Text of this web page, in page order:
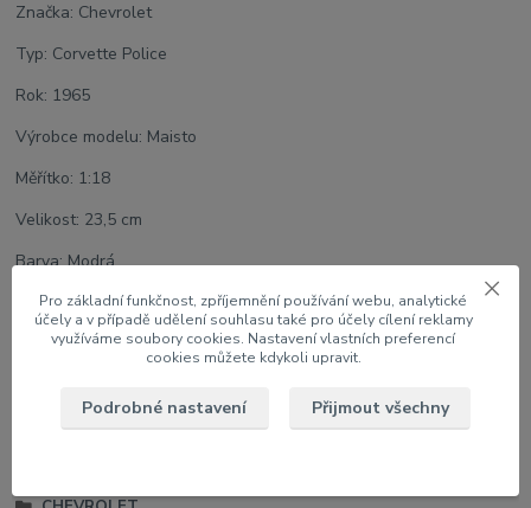
Značka: Chevrolet
Typ: Corvette Police
Rok: 1965
Výrobce modelu: Maisto
Měřítko: 1:18
Velikost: 23,5 cm
Barva: Modrá
U modelu lze otáčet koly, otevřít dveře a víko motoru
1:18 Auta
Pro základní funkčnost, zpříjemnění používání webu, analytické
účely a v případě udělení souhlasu také pro účely cílení reklamy
využíváme soubory cookies. Nastavení vlastních preferencí
cookies můžete kdykoli upravit.
Podrobné nastavení Přijmout všechny